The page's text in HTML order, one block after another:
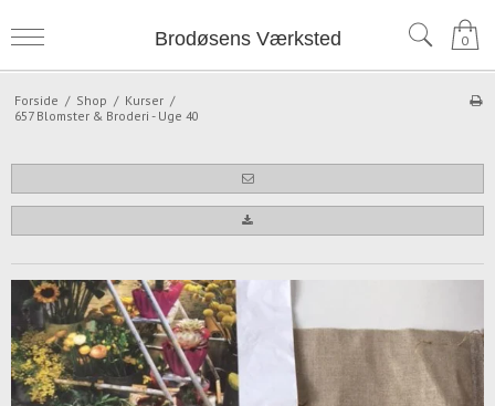
Brodøsens Værksted 0
Forside / Shop / Kurser /
657 Blomster & Broderi - Uge 40